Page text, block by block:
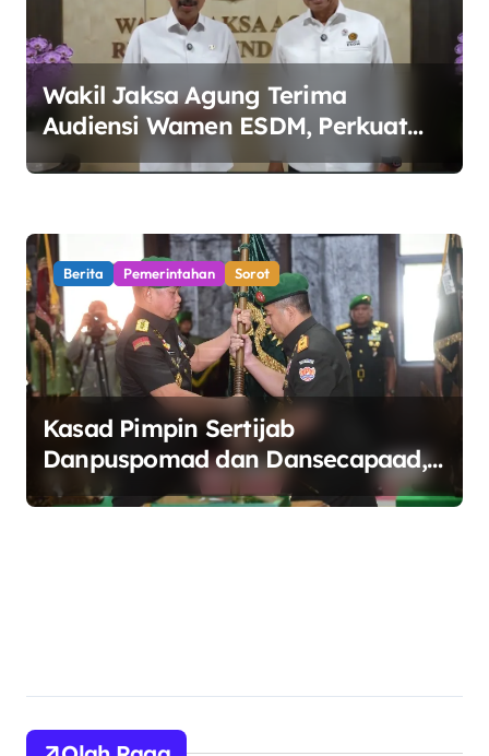
Wakil Jaksa Agung Terima
Audiensi Wamen ESDM, Perkuat
Sinergi Kawal Tata Kelola Sektor
Berita Pemerintahan Sorot
Kasad Pimpin Sertijab
Danpuspomad dan Dansecapaad,
Tegaskan Penguatan Organisasi